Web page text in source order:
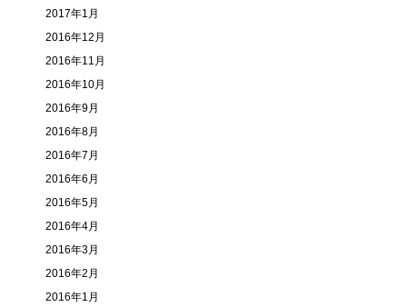
2017年1月
2016年12月
2016年11月
2016年10月
2016年9月
2016年8月
2016年7月
2016年6月
2016年5月
2016年4月
2016年3月
2016年2月
2016年1月